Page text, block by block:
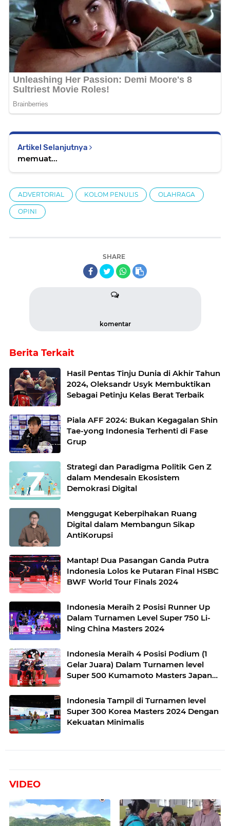
Artikel Selanjutnya
memuat...
ADVERTORIAL KOLOM PENULIS OLAHRAGA
OPINI
SHARE
komentar
Berita Terkait
Hasil Pentas Tinju Dunia di Akhir Tahun
2024, Oleksandr Usyk Membuktikan
Sebagai Petinju Kelas Berat Terbaik
Piala AFF 2024: Bukan Kegagalan Shin
Tae-yong Indonesia Terhenti di Fase
Grup
Strategi dan Paradigma Politik Gen Z
dalam Mendesain Ekosistem
Demokrasi Digital
Menggugat Keberpihakan Ruang
Digital dalam Membangun Sikap
AntiKorupsi
Mantap! Dua Pasangan Ganda Putra
Indonesia Lolos ke Putaran Final HSBC
BWF World Tour Finals 2024
Indonesia Meraih 2 Posisi Runner Up
Dalam Turnamen Level Super 750 Li-
Ning China Masters 2024
Indonesia Meraih 4 Posisi Podium (1
Gelar Juara) Dalam Turnamen level
Super 500 Kumamoto Masters Japan
Indonesia Tampil di Turnamen level
Super 300 Korea Masters 2024 Dengan
Kekuatan Minimalis
VIDEO